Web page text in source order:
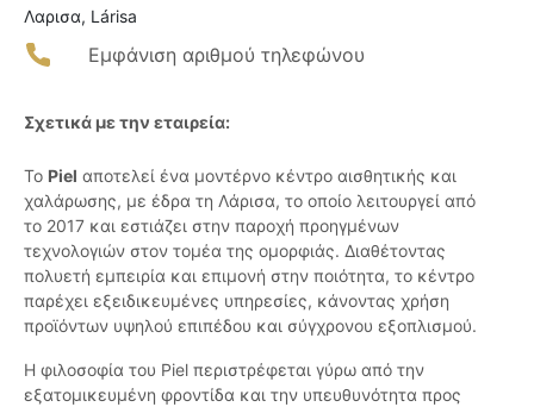
Λαρισα, Lárisa
Εμφάνιση αριθμού τηλεφώνου
Σχετικά με την εταιρεία:
Το Piel αποτελεί ένα μοντέρνο κέντρο αισθητικής και
χαλάρωσης, με έδρα τη Λάρισα, το οποίο λειτουργεί από
το 2017 και εστιάζει στην παροχή προηγμένων
τεχνολογιών στον τομέα της ομορφιάς. Διαθέτοντας
πολυετή εμπειρία και επιμονή στην ποιότητα, το κέντρο
παρέχει εξειδικευμένες υπηρεσίες, κάνοντας χρήση
προϊόντων υψηλού επιπέδου και σύγχρονου εξοπλισμού.
Η φιλοσοφία του Piel περιστρέφεται γύρω από την
εξατομικευμένη φροντίδα και την υπευθυνότητα προς